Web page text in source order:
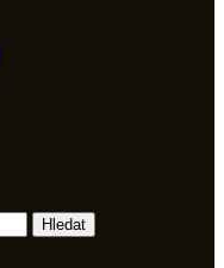
Hledat